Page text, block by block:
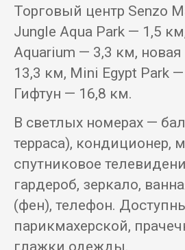
Торговый центр Senzo
Jungle Aqua Park — 1,5
Aquarium — 3,3 км, новая
13,3 км, Mini Egypt Park
Гифтун — 16,8 км.
В светлых номерах —
терраса), кондиционер,
спутниковое
гардероб, зеркало,
(фен), телефон.
парикмахерской,
глажки одежды.